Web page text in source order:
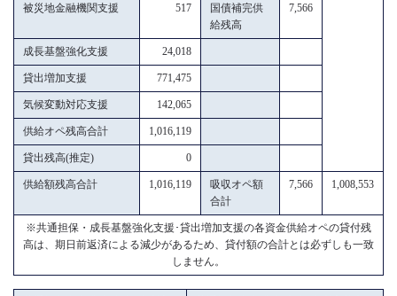
被災地金融機関支援 517
国債補完供
給残高
7,566
成長基盤強化支援 24,018
貸出増加支援 771,475
気候変動対応支援 142,065
供給オペ残高合計 1,016,119
貸出残高(推定) 0
供給額残高合計 1,016,119
吸収オペ額
合計
7,566 1,008,553
※共通担保・成長基盤強化支援･貸出増加支援の各資金供給オペの貸付残
高は、期日前返済による減少があるため、貸付額の合計とは必ずしも一致
しません。